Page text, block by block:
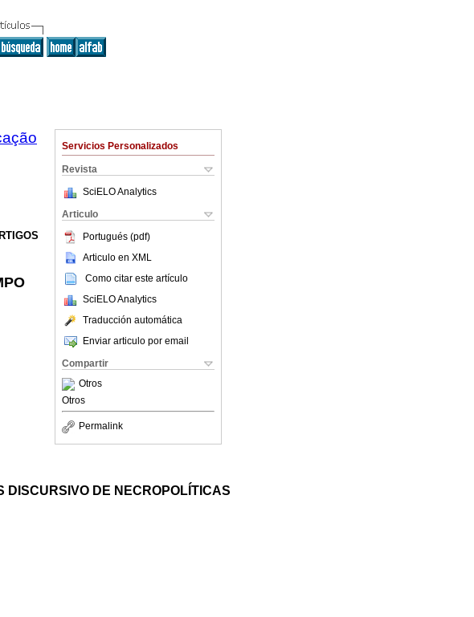
Servicios Personalizados
Revista
SciELO Analytics
Articulo
Portugués (pdf)
Articulo en XML
Como citar este artículo
SciELO Analytics
Traducción automática
Enviar articulo por email
Compartir
Otros
Otros
Permalink
DISCURSIVO DE NECROPOLÍTICAS